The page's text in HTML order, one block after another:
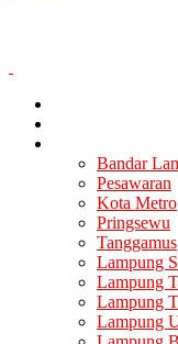
Bandar
Pesawaran
Kota Metro
Pringsewu
Tanggamus
Lampung
Lampung
Lampung
Lampung